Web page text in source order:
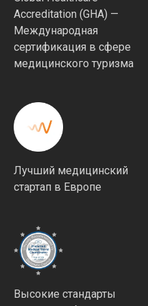
Accreditation (GHA) —
Международная
сертификация в сфере
медицинского туризма
Лучший медицинский
стартап в Европе
Высокие стандарты